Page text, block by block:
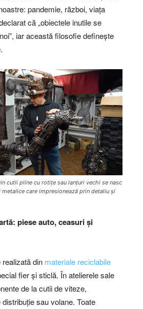
pandemie, război, viața
că „obiectele inutile se
iar această filosofie definește
cutii pline cu rotițe sau lanțuri vechi se nasc
care impresionează prin detaliu și
piese auto, ceasuri și
din materiale reciclabile
fier și sticlă. În atelierele sale
de la cutii de viteze,
sau volane. Toate